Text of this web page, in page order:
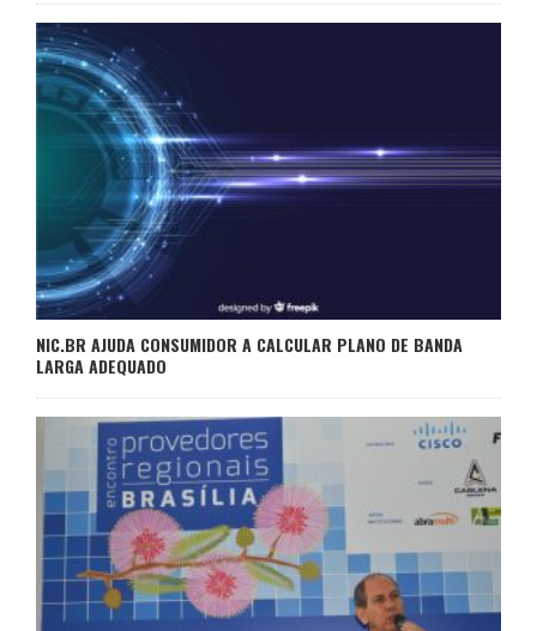
NIC.BR AJUDA CONSUMIDOR A CALCULAR PLANO DE BANDA
LARGA ADEQUADO